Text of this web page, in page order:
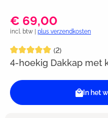
€ 69,00
incl. btw | plus verzendkosten
Gemiddelde waardering van 5
(2)
4-hoekig Dakkap met
In het